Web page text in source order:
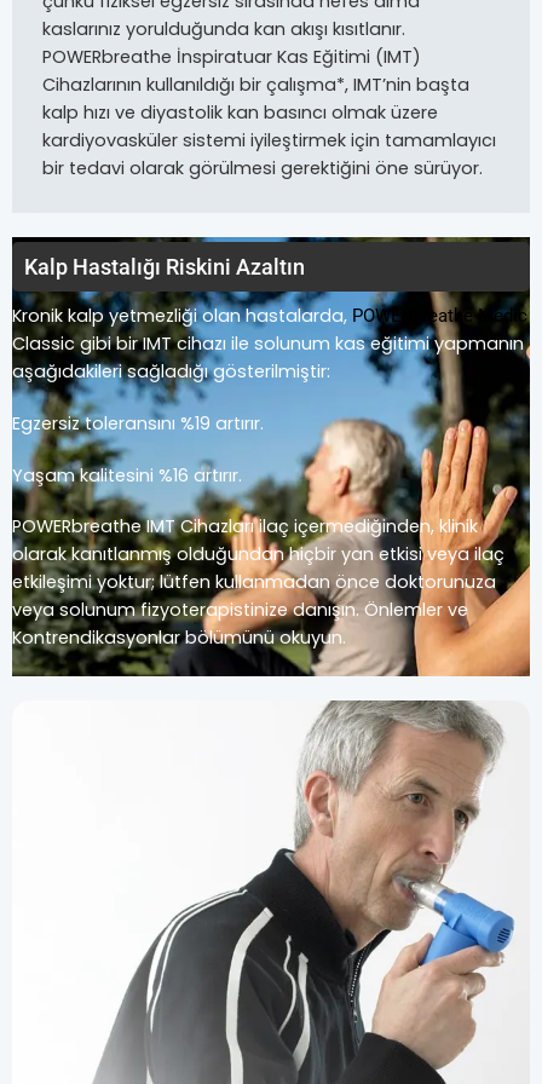
kaslarınız yorulduğunda kan akışı kısıtlanır.
POWERbreathe İnspiratuar Kas Eğitimi (IMT)
Cihazlarının kullanıldığı bir çalışma*, IMT’nin başta
kalp hızı ve diyastolik kan basıncı olmak üzere
kardiyovasküler sistemi iyileştirmek için tamamlayıcı
bir tedavi olarak görülmesi gerektiğini öne sürüyor.
Kalp Hastalığı Riskini Azaltın
Kronik kalp yetmezliği olan hastalarda, POWERbreathe Medic
Classic gibi bir IMT cihazı ile solunum kas eğitimi yapmanın
aşağıdakileri sağladığı gösterilmiştir:
Egzersiz toleransını %19 artırır.
Yaşam kalitesini %16 artırır.
POWERbreathe IMT Cihazları ilaç içermediğinden, klinik
olarak kanıtlanmış olduğundan hiçbir yan etkisi veya ilaç
etkileşimi yoktur; lütfen kullanmadan önce doktorunuza
veya solunum fizyoterapistinize danışın. Önlemler ve
Kontrendikasyonlar bölümünü okuyun.